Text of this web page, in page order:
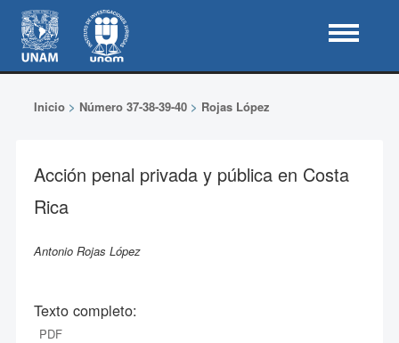
Inicio> Número 37-38-39-40> Rojas López
Acción penal privada y pública en Costa
Rica
Antonio Rojas López
Texto completo:
PDF